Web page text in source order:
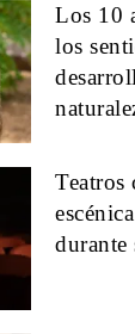
Los 10
los
Teatros
durante